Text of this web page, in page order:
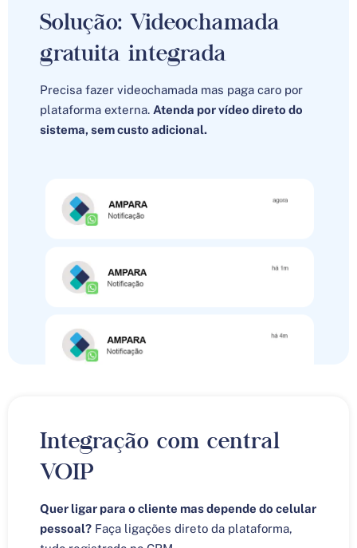
Solução: Videochamada
gratuita integrada
Precisa fazer videochamada mas paga caro por
plataforma externa. Atenda por vídeo direto do
sistema, sem custo adicional.
Integração com central
VOIP
Quer ligar para o cliente mas depende do celular
pessoal? Faça ligações direto da plataforma,